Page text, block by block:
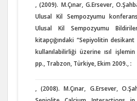
, (2009). M.Çınar, G.Ersever,
Ulusal Kil Sempozyumu
Ulusal Kil Sempozyumu
kitapçığındaki “Sepiyolitin
kullanılabilirliği üzerine ısıl
pp., Trabzon, Türkiye, Ekim 2009., :
, (2008). M.Çınar, G.Ersever,